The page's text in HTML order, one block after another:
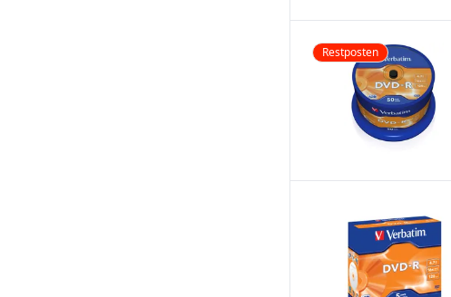
Restposten